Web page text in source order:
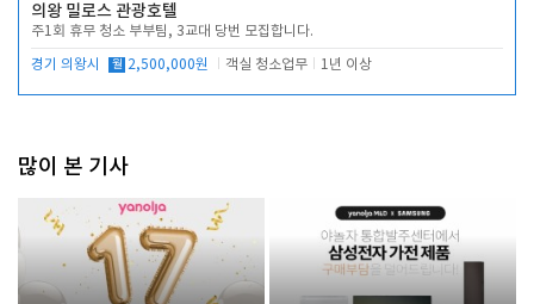
의왕 밀로스 관광호텔
주1회 휴무 청소 부부팀, 3교대 당번 모집합니다.
경기 의왕시 월 2,500,000원 객실 청소업무 1년 이상
많이 본 기사